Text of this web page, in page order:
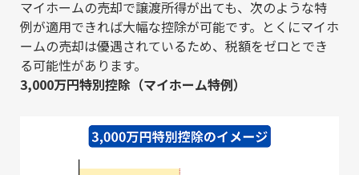
マイホームの売却で譲渡所得が出ても、次のような特
例が適用できれば大幅な控除が可能です。とくにマイホ
ームの売却は優遇されているため、税額をゼロとでき
る可能性があります。
3,000万円特別控除（マイホーム特例）